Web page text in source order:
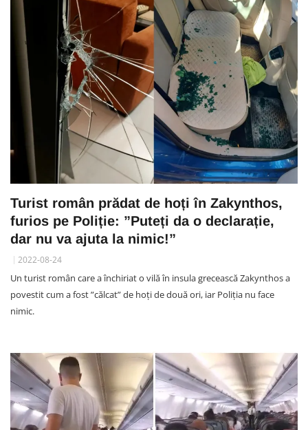
Turist român prădat de hoți în Zakynthos,
furios pe Poliție: ”Puteți da o declarație,
dar nu va ajuta la nimic!”
2022-08-24
Un turist român care a închiriat o vilă în insula grecească Zakynthos a
povestit cum a fost ”călcat” de hoți de două ori, iar Poliția nu face
nimic.